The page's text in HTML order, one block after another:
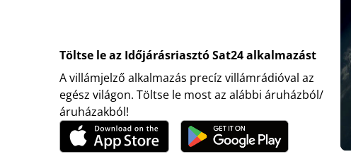
Töltse le az Időjárásriasztó Sat24 alkalmazást
A villámjelző alkalmazás precíz villámrádióval az
egész világon. Töltse le most az alábbi áruházból/
áruházakból!